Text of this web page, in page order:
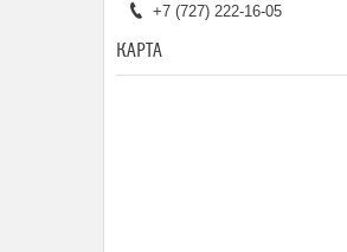
+7 (727) 222-16-05
КАРТА